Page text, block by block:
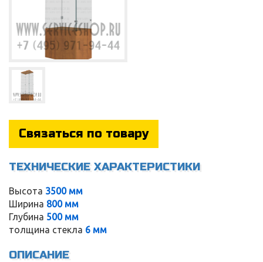
Service
Связаться по товару
ТЕХНИЧЕСКИЕ ХАРАКТЕРИСТИКИ
Высота 3500 мм
Ширина 800 мм
Глубина 500 мм
толщина стекла 6 мм
ОПИСАНИЕ